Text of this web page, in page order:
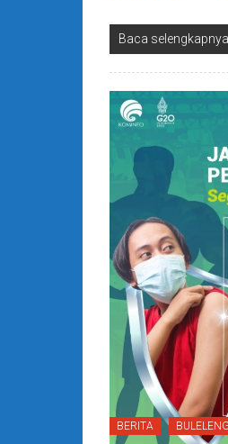
Baca selengkapnya
BERITA BULELENG